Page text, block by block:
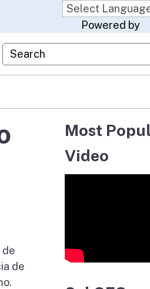
Powered by
Custom Google Search
de
de
Most
Video